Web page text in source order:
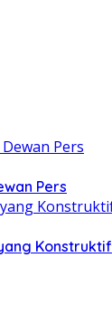
Pers
Konstruktif